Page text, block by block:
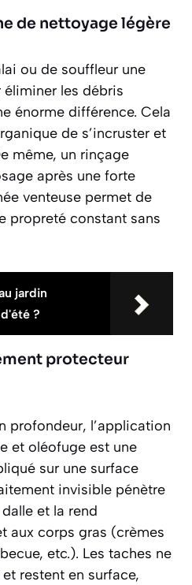
de nettoyage légère
ou de souffleur une
les débris
énorme différence. Cela
de s’incruster et
même, un rinçage
après une forte
venteuse permet de
propreté constant sans
jardin
?
protecteur
profondeur, l’application
et oléofuge est une
sur une surface
invisible pénètre
et la rend
aux corps gras (crèmes
etc.). Les taches ne
restent en surface,